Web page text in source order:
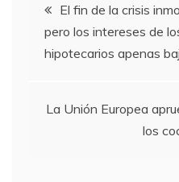
de
El fin de la crisis
pero los intereses de
hipotecarios apenas
La Unión Europea
los